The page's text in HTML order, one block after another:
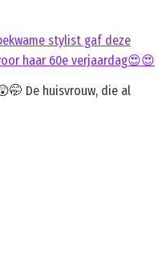
stylist gaf deze
haar 60e verjaardag😍😍
De huisvrouw, die al